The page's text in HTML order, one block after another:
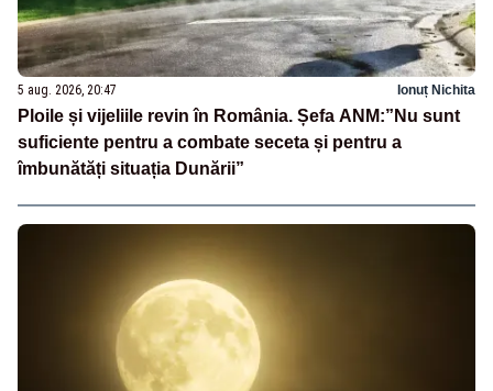
5 aug. 2026, 20:47 Ionuț Nichita
Ploile și vijeliile revin în România. Șefa ANM:”Nu sunt
suficiente pentru a combate seceta și pentru a
îmbunătăți situația Dunării”